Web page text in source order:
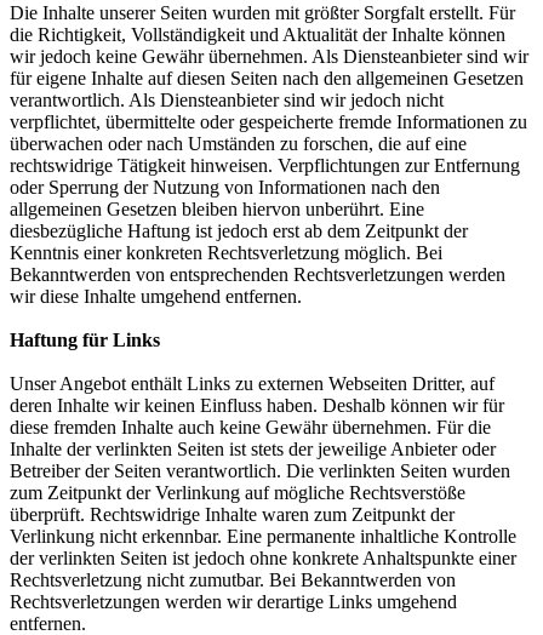
Die Inhalte unserer Seiten wurden mit größter Sorgfalt erstellt. Für
die Richtigkeit, Vollständigkeit und Aktualität der Inhalte können
wir jedoch keine Gewähr übernehmen. Als Diensteanbieter sind wir
für eigene Inhalte auf diesen Seiten nach den allgemeinen Gesetzen
verantwortlich. Als Diensteanbieter sind wir jedoch nicht
verpflichtet, übermittelte oder gespeicherte fremde Informationen zu
überwachen oder nach Umständen zu forschen, die auf eine
rechtswidrige Tätigkeit hinweisen. Verpflichtungen zur Entfernung
oder Sperrung der Nutzung von Informationen nach den
allgemeinen Gesetzen bleiben hiervon unberührt. Eine
diesbezügliche Haftung ist jedoch erst ab dem Zeitpunkt der
Kenntnis einer konkreten Rechtsverletzung möglich. Bei
Bekanntwerden von entsprechenden Rechtsverletzungen werden
wir diese Inhalte umgehend entfernen.
Haftung für Links
Unser Angebot enthält Links zu externen Webseiten Dritter, auf
deren Inhalte wir keinen Einfluss haben. Deshalb können wir für
diese fremden Inhalte auch keine Gewähr übernehmen. Für die
Inhalte der verlinkten Seiten ist stets der jeweilige Anbieter oder
Betreiber der Seiten verantwortlich. Die verlinkten Seiten wurden
zum Zeitpunkt der Verlinkung auf mögliche Rechtsverstöße
überprüft. Rechtswidrige Inhalte waren zum Zeitpunkt der
Verlinkung nicht erkennbar. Eine permanente inhaltliche Kontrolle
der verlinkten Seiten ist jedoch ohne konkrete Anhaltspunkte einer
Rechtsverletzung nicht zumutbar. Bei Bekanntwerden von
Rechtsverletzungen werden wir derartige Links umgehend
entfernen.